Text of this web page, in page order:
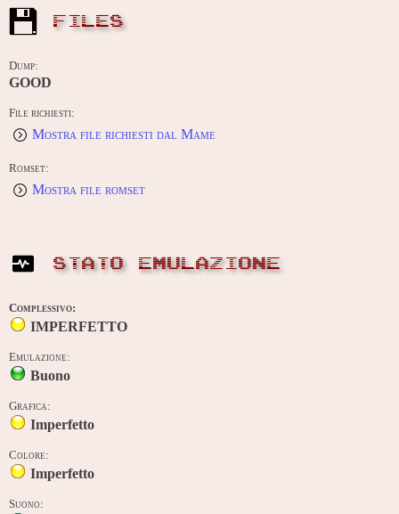
FILES
Dump:
GOOD
File richiesti:
Mostra file richiesti dal Mame
Romset:
Mostra file romset
STATO EMULAZIONE
Complessivo:
IMPERFETTO
Emulazione:
Buono
Grafica:
Imperfetto
Colore:
Imperfetto
Suono: